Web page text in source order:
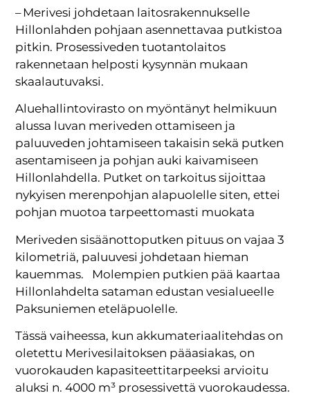
– Merivesi johdetaan laitosrakennukselle
Hillonlahden pohjaan asennettavaa putkistoa
pitkin. Prosessiveden tuotantolaitos
rakennetaan helposti kysynnän mukaan
skaalautuvaksi.
Aluehallintovirasto on myöntänyt helmikuun
alussa luvan meriveden ottamiseen ja
paluuveden johtamiseen takaisin sekä putken
asentamiseen ja pohjan auki kaivamiseen
Hillonlahdella. Putket on tarkoitus sijoittaa
nykyisen merenpohjan alapuolelle siten, ettei
pohjan muotoa tarpeettomasti muokata
Meriveden sisäänottoputken pituus on vajaa 3
kilometriä, paluuvesi johdetaan hieman
kauemmas. Molempien putkien pää kaartaa
Hillonlahdelta sataman edustan vesialueelle
Paksuniemen eteläpuolelle.
Tässä vaiheessa, kun akkumateriaalitehdas on
oletettu Merivesilaitoksen pääasiakas, on
vuorokauden kapasiteettitarpeeksi arvioitu
aluksi n. 4000 m³ prosessivettä vuorokaudessa.